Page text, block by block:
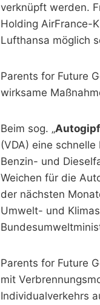
verknüpft werden.
Holding AirFrance-
Lufthansa möglich
Parents for Future
wirksame
Beim sog. „
(VDA) eine
Benzin- und
Weichen für die
der nächsten
Umwelt- und
Parents for Future
mit
Individualverkehrs